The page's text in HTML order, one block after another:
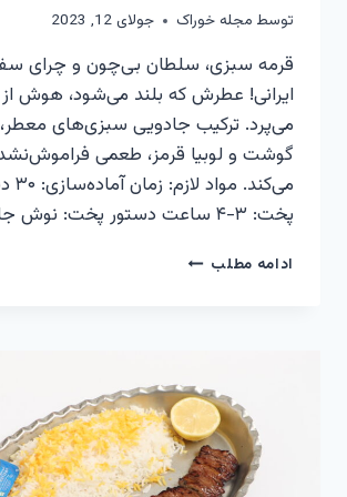
توسط مجله خوراک جولای 12, 2023
قرمه سبزی، سلطان بی‌چون و چرای
ایرانی! عطرش که بلند می‌شود، هوش
می‌پرد. ترکیب جادویی سبزی‌های معطر،
گوشت و لوبیا قرمز، طعمی
پخت: ۳-۴ ساعت دستور پخت: نوش جان!
ادامه مطلبقرمه
قابلمه